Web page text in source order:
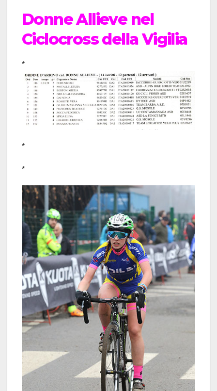
Donne Allieve nel
Ciclocross della Vigilia
*
*
*